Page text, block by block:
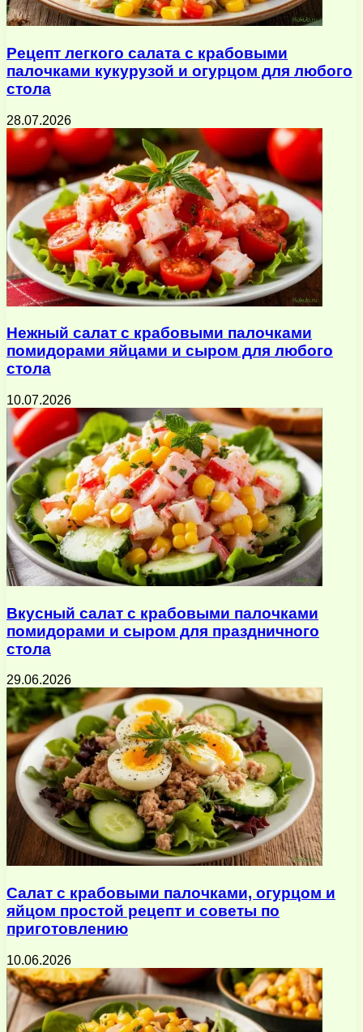
Рецепт легкого салата с крабовыми
палочками кукурузой и огурцом для любого
стола
28.07.2026
Нежный салат с крабовыми палочками
помидорами яйцами и сыром для любого
стола
10.07.2026
Вкусный салат с крабовыми палочками
помидорами и сыром для праздничного
стола
29.06.2026
Салат с крабовыми палочками, огурцом и
яйцом простой рецепт и советы по
приготовлению
10.06.2026